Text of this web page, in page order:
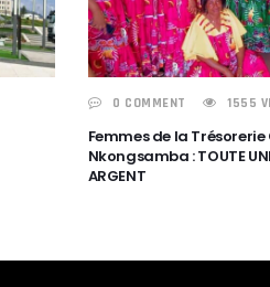
0 COMMENT 1555
Femmes de la
Nkongsamba : TOUTE
ARGENT